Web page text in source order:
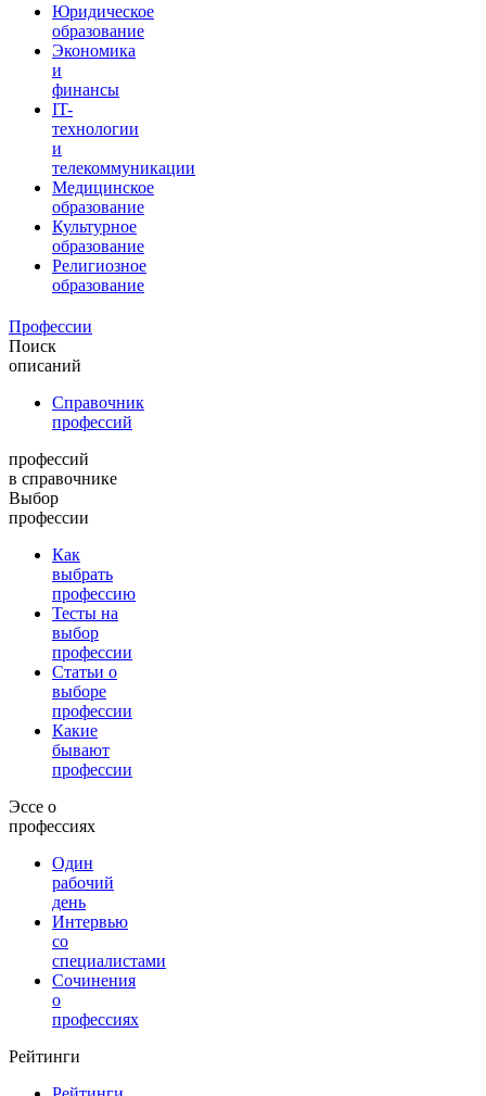
Юридическое
образование
Экономика
и
финансы
IT-
технологии
и
телекоммуникации
Медицинское
образование
Культурное
образование
Религиозное
образование
Профессии
Поиск
описаний
Справочник
профессий
профессий
в справочнике
Выбор
профессии
Как
выбрать
профессию
Тесты на
выбор
профессии
Статьи о
выборе
профессии
Какие
бывают
профессии
Эссе о
профессиях
Один
рабочий
день
Интервью
со
специалистами
Сочинения
о
профессиях
Рейтинги